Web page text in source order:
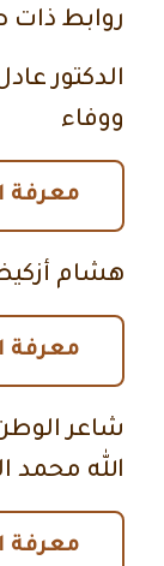
روابط ذات
الدكتور
ووفاء
معرفة
هشام
معرفة
شاعر
الله محمد
معرفة